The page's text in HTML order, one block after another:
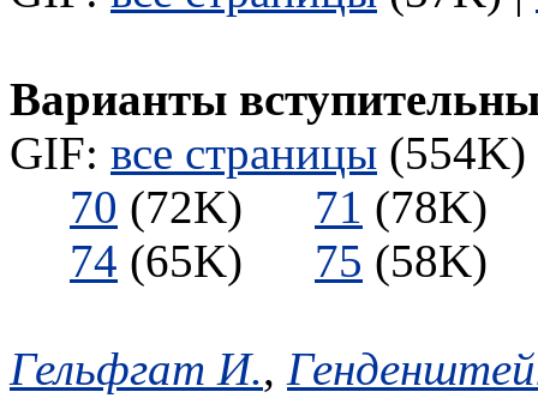
Варианты
GIF: все страницы
70 (72K) 71
74 (65K) 75
Гельфгат И.,